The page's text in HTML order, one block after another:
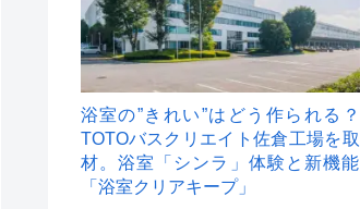
浴室の”きれい”はどう作られる？
TOTOバスクリエイト佐倉工場を取
材。浴室「シンラ」体験と新機能
「浴室クリアキープ」